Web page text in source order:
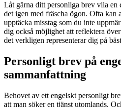
Låt gärna ditt personliga brev vila en
det igen med fräscha ögon. Ofta kan
upptäcka misstag som du inte
dig också möjlighet att reflektera
det verkligen representerar dig på
Personligt brev på
sammanfattning
Behovet av ett engelskt personligt
att man söker en tjänst utomlands.